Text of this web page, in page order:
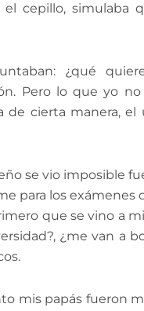
el cepillo,
¿qué
Pero lo que yo
de cierta manera,
se vio imposible
para los
que se vino a
¿me van a
mis papás fueron